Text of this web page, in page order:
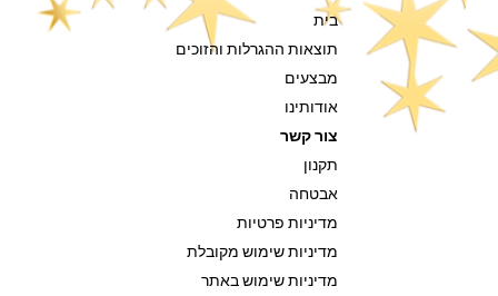
בית
תוצאות ההגרלות והזוכים
מבצעים
אודותינו
צור קשר
תקנון
אבטחה
מדיניות פרטיות
מדיניות שימוש מקובלת
מדיניות שימוש באתר